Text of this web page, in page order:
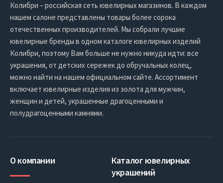
Колибри – российская сеть ювелирных магазинов. В каждом
нашем салоне представлены товары более сорока
отечественных производителей. Мы собрали лучшие
ювелирные бренды в одном каталоге ювелирных изделий
Колибри, поэтому Вам больше не нужно никуда идти: все
украшения, от детских сережек до обручальных колец,
можно найти на нашем официальном сайте. Ассортимент
включает ювелирные изделия из золота для мужчин,
женщин и детей, украшенные драгоценными и
полудрагоценными камнями.
О компании
Каталог ювелирных
украшений